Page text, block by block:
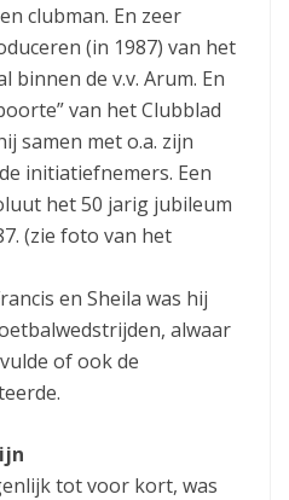
clubman. En zeer
(in 1987) van het
binnen de v.v. Arum. En
van het Clubblad
samen met o.a. zijn
initiatiefnemers. Een
het 50 jarig jubileum
(zie foto van het
en Sheila was hij
alwaar
of ook de
tot voor kort, was